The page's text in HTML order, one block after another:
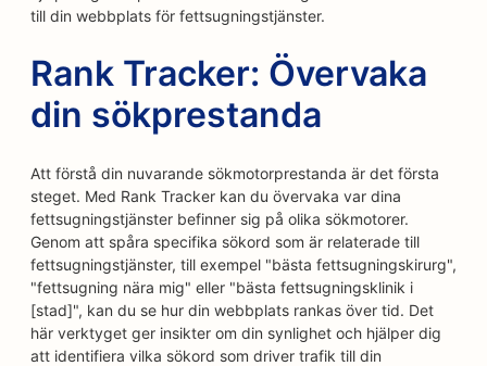
till din webbplats för fettsugningstjänster.
Rank Tracker: Övervaka
din sökprestanda
Att förstå din nuvarande sökmotorprestanda är det första
steget. Med Rank Tracker kan du övervaka var dina
fettsugningstjänster befinner sig på olika sökmotorer.
Genom att spåra specifika sökord som är relaterade till
fettsugningstjänster, till exempel "bästa fettsugningskirurg",
"fettsugning nära mig" eller "bästa fettsugningsklinik i
[stad]", kan du se hur din webbplats rankas över tid. Det
här verktyget ger insikter om din synlighet och hjälper dig
att identifiera vilka sökord som driver trafik till din